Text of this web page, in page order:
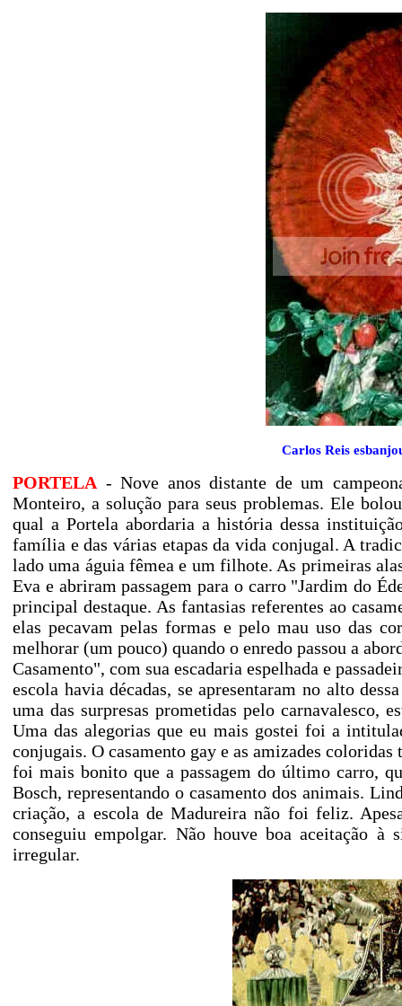
Carlos Reis
PORTELA - Nove anos distante de um
Monteiro, a solução para seus problemas. Ele
qual a Portela abordaria a história dessa
família e das várias etapas da vida conjugal. A
lado uma águia fêmea e um filhote. As primeiras
Eva e abriram passagem para o carro "Jardim do
principal destaque. As fantasias referentes ao
elas pecavam pelas formas e pelo mau uso das
melhorar (um pouco) quando o enredo passou a
Casamento", com sua escadaria espelhada e
escola havia décadas, se apresentaram no alto
uma das surpresas prometidas pelo carnavalesco,
Uma das alegorias que eu mais gostei foi a
conjugais. O casamento gay e as amizades
foi mais bonito que a passagem do último carro,
Bosch, representando o casamento dos animais.
criação, a escola de Madureira não foi feliz.
conseguiu empolgar. Não houve boa aceitação
irregular.